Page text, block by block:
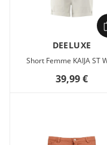
DEELUXE
Short Femme KAIJA ST
39,99 €